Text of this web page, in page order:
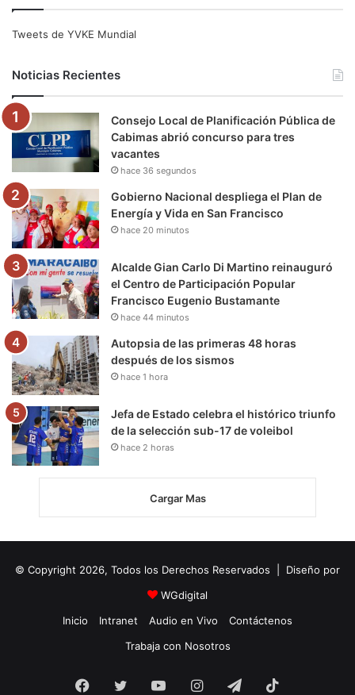
e
o
o
k
t
e
r
b
e
g
r
m
r
a
k
Tweets de YVKE Mundial
Noticias Recientes
Consejo Local de Planificación Pública de
Cabimas abrió concurso para tres
vacantes
hace 36 segundos
Gobierno Nacional despliega el Plan de
Energía y Vida en San Francisco
hace 20 minutos
Alcalde Gian Carlo Di Martino reinauguró
el Centro de Participación Popular
Francisco Eugenio Bustamante
hace 44 minutos
Autopsia de las primeras 48 horas
después de los sismos
hace 1 hora
Jefa de Estado celebra el histórico triunfo
de la selección sub-17 de voleibol
hace 2 horas
Cargar Mas
© Copyright 2026, Todos los Derechos Reservados | Diseño por
WGdigital
Inicio
Intranet Audio en Vivo
Contáctenos
Trabaja con Nosotros
Facebook
Twitter YouTubeInstagramTelegram